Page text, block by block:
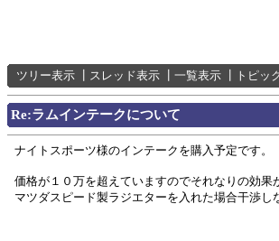
ツリー表示 スレッド表示 一覧表示 トピッ
Re:ラムインテークについて
ナイトスポーツ様のインテークを購入予定です。
価格が１０万を超えていますのでそれなりの効果
マツダスピード製ラジエターを入れた場合干渉